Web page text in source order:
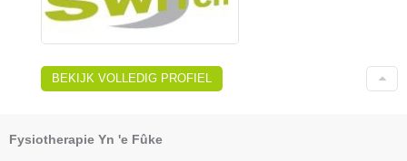
BEKIJK VOLLEDIG PROFIEL
Fysiotherapie Yn 'e Fûke